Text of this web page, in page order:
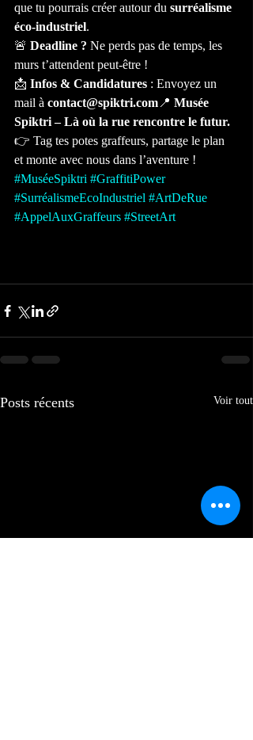
que tu pourrais créer autour du surréalisme
éco-industriel.
🚨 Deadline ? Ne perds pas de temps, les
murs t’attendent peut-être !
📩 Infos & Candidatures : Envoyez un
mail à contact@spiktri.com 📍 Musée
Spiktri – Là où la rue rencontre le futur.
👉 Tag tes potes graffeurs, partage le plan
et monte avec nous dans l’aventure !
#MuséeSpiktri #GraffitiPower
#SurréalismeEcoIndustriel #ArtDeRue
#AppelAuxGraffeurs #StreetArt
Posts récents Voir tout